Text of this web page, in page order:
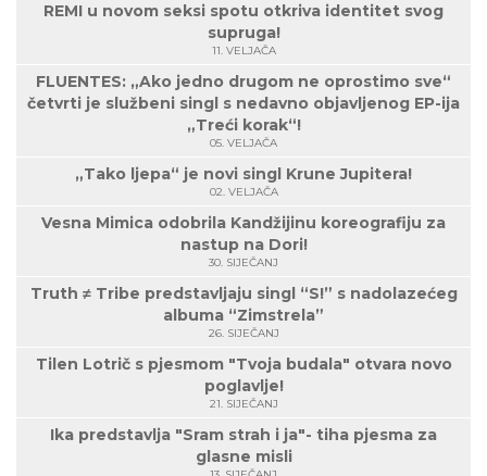
REMI u novom seksi spotu otkriva identitet svog
supruga!
11. VELJAČA
FLUENTES: „Ako jedno drugom ne oprostimo sve“
četvrti je službeni singl s nedavno objavljenog EP-ija
„Treći korak“!
05. VELJAČA
„Tako ljepa“ je novi singl Krune Jupitera!
02. VELJAČA
Vesna Mimica odobrila Kandžijinu koreografiju za
nastup na Dori!
30. SIJEČANJ
Truth ≠ Tribe predstavljaju singl “S!” s nadolazećeg
albuma “Zimstrela”
26. SIJEČANJ
Tilen Lotrič s pjesmom "Tvoja budala" otvara novo
poglavlje!
21. SIJEČANJ
Ika predstavlja "Sram strah i ja"- tiha pjesma za
glasne misli